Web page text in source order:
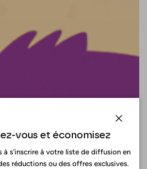
vous et économisez
à s'inscrire à votre liste de diffusion en
réductions ou des offres exclusives.